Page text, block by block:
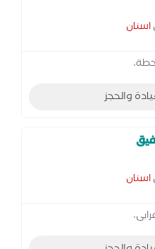
اسنان
والحجز
اسنان